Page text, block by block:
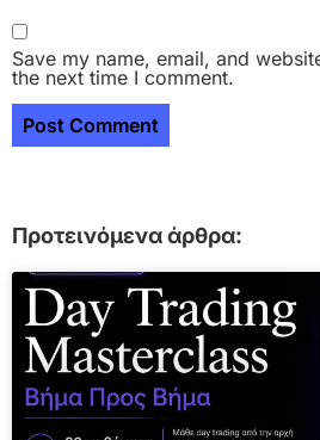
Save my name, email, and
the next time I comment.
Προτεινόμενα άρθρα: